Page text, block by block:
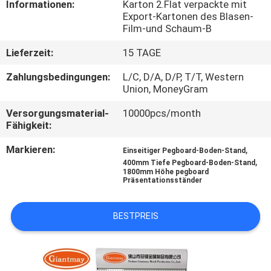
SIE
MIT
IN
VERBINDUNG
FÄLLE
SITEMAP
Informationen:
Karton 2.Flat verpackte mit
Export-Kartonen des Blasen-
Film-und Schaum-B
Lieferzeit:
15 TAGE
Zahlungsbedingungen:
L/C, D/A, D/P, T/T, Western
Union, MoneyGram
Versorgungsmaterial-
Fähigkeit:
10000pcs/month
Markieren: Einseitiger Pegboard-Boden-Stand ,
400mm Tiefe Pegboard-Boden-Stand ,
1800mm Höhe pegboard
Präsentationsständer
BESTPREIS